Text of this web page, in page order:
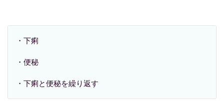
・下痢
・便秘
・下痢と便秘を繰り返す